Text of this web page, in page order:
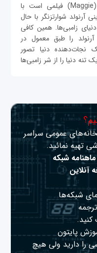
«مگی» (Maggie) فیلمی ‌است با
آرنولد شوارتزنگر با حال
زامبی‌ها. همین کافی
را طبق معمول در
دنیا تصور
تنه دنیا را از شر زامبی‌ها
عمومی سراسر
تهیه نمائید.
شبکه
آنلاین
کنید.
پایتون
را دارید ولی هیچ